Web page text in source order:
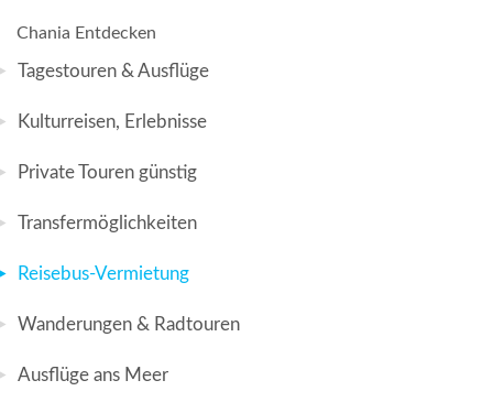
Chania Entdecken
Tagestouren & Ausflüge
Kulturreisen, Erlebnisse
Private Touren günstig
Transfermöglichkeiten
Reisebus-Vermietung
Wanderungen & Radtouren
Ausflüge ans Meer